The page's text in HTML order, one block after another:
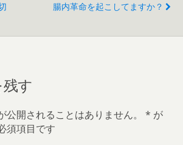
腸内革命を起こしてますか？
す
公開されることはありません。 * が
須項目です